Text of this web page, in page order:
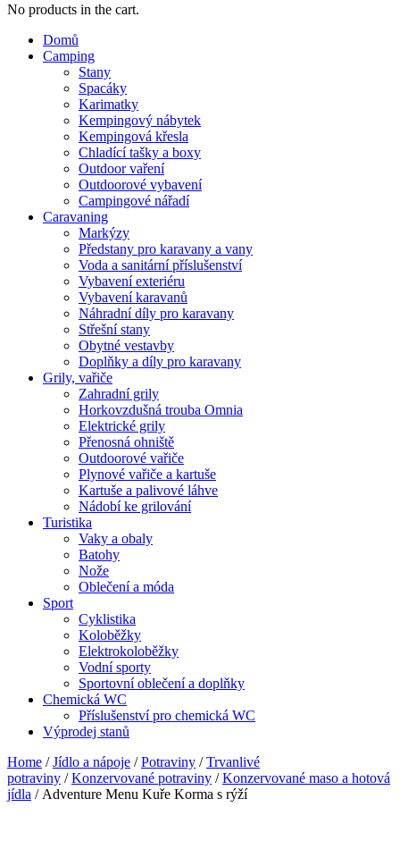
No products in the cart.
Domů
Camping
Stany
Spacáky
Karimatky
Kempingový nábytek
Kempingová křesla
Chladící tašky a boxy
Outdoor vaření
Outdoorové vybavení
Campingové nářadí
Caravaning
Markýzy
Předstany pro karavany a vany
Voda a sanitární příslušenství
Vybavení exteriéru
Vybavení karavanů
Náhradní díly pro karavany
Střešní stany
Obytné vestavby
Doplňky a díly pro karavany
Grily, vařiče
Zahradní grily
Horkovzdušná trouba Omnia
Elektrické grily
Přenosná ohniště
Outdoorové vařiče
Plynové vařiče a kartuše
Kartuše a palivové láhve
Nádobí ke grilování
Turistika
Vaky a obaly
Batohy
Nože
Oblečení a móda
Sport
Cyklistika
Koloběžky
Elektrokoloběžky
Vodní sporty
Sportovní oblečení a doplňky
Chemická WC
Příslušenství pro chemická WC
Výprodej stanů
Home /Jídlo a nápoje /Potraviny /Trvanlivé
potraviny /Konzervované potraviny /Konzervované maso a hotová
jídla / Adventure Menu Kuře Korma s rýží